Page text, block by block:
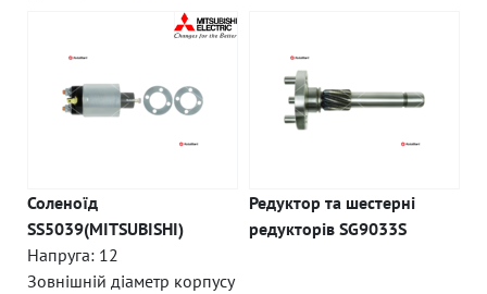
Соленоїд
SS5039(MITSUBISHI)
Напруга: 12
Зовнішній діаметр корпусу
Редуктор та шестерні
редукторів SG9033S